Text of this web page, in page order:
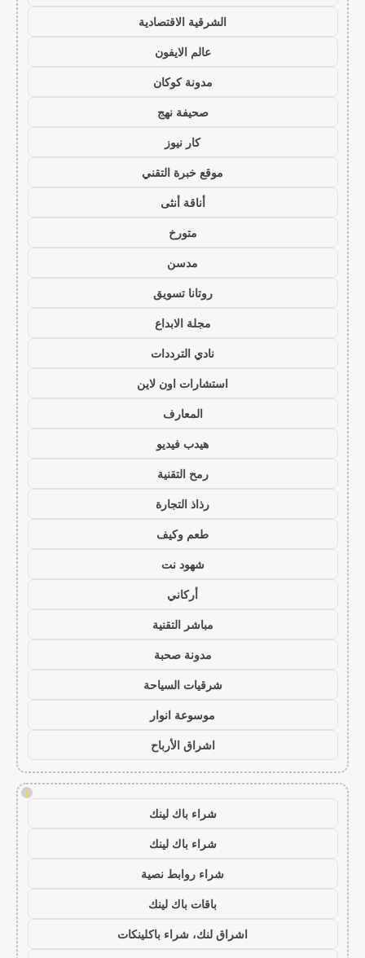
الشرقية الاقتصادية
عالم الايفون
مدونة كوكان
صحيفة نهج
كار نيوز
موقع خبرة التقني
أناقة أنثى
متورخ
مدسن
روتانا تسويق
مجلة الابداع
نادي الترددات
استشارات اون لاين
المعارف
هيدب فيديو
رمح التقنية
رذاذ التجارة
طعم وكيف
شهود نت
أركاني
مباشر التقنية
مدونة صحبة
شرقيات السياحة
موسوعة انوار
اشراق الأرباح
!
شراء باك لينك
شراء باك لينك
شراء روابط نصية
باقات باك لينك
اشراق لنك، شراء باكلينكات